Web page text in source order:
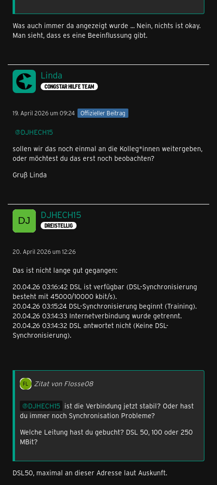
Was auch immer da angezeigt wurde ... Nein, nichts ist okay.
Man sieht, dass es eine Beeinflussung gibt.
Linda
CONGSTAR HILFE TEAM
19. April 2026 um 09:24 Offizieller Beitrag
DJHECH15
sollen wir das noch einmal an die Kolleg*innen weitergeben,
oder möchtest du das erst noch beobachten?
Gruß Linda
DJHECH15
DREISTELLIG
20. April 2026 um 12:26
Das ist nicht lange gut gegangen:
20.04.26 03:16:42 DSL ist verfügbar (DSL-Synchronisierung
besteht mit 45000/10000 kbit/s).
20.04.26 03:15:24 DSL-Synchronisierung beginnt (Training).
20.04.26 03:14:33 Internetverbindung wurde getrennt.
20.04.26 03:14:32 DSL antwortet nicht (Keine DSL-
Synchronisierung).
Zitat von Flosse08
DJHECH15 ist die Verbindung jetzt stabil? Oder hast
du immer noch Synchronisation Probleme?
Welche Leitung hast du gebucht? DSL 50, 100 oder 250
MBit?
DSL50, maximal an dieser Adresse laut Auskunft.